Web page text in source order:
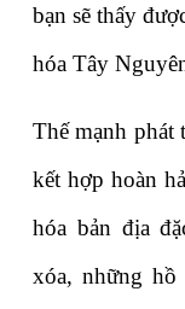
bạn sẽ thấy
hóa Tây
Thế mạnh phát
kết hợp hoàn
hóa bản địa
xóa, những